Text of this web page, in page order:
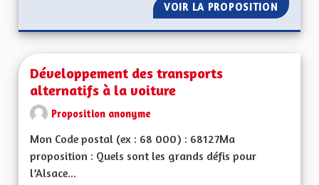
VOIR LA PROPOSITION
Développement des transports
alternatifs à la voiture
Proposition anonyme
Mon Code postal (ex : 68 000) : 68127Ma
proposition : Quels sont les grands défis pour
l’Alsace...